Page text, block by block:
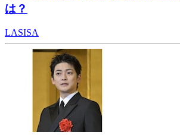
は？
LASISA